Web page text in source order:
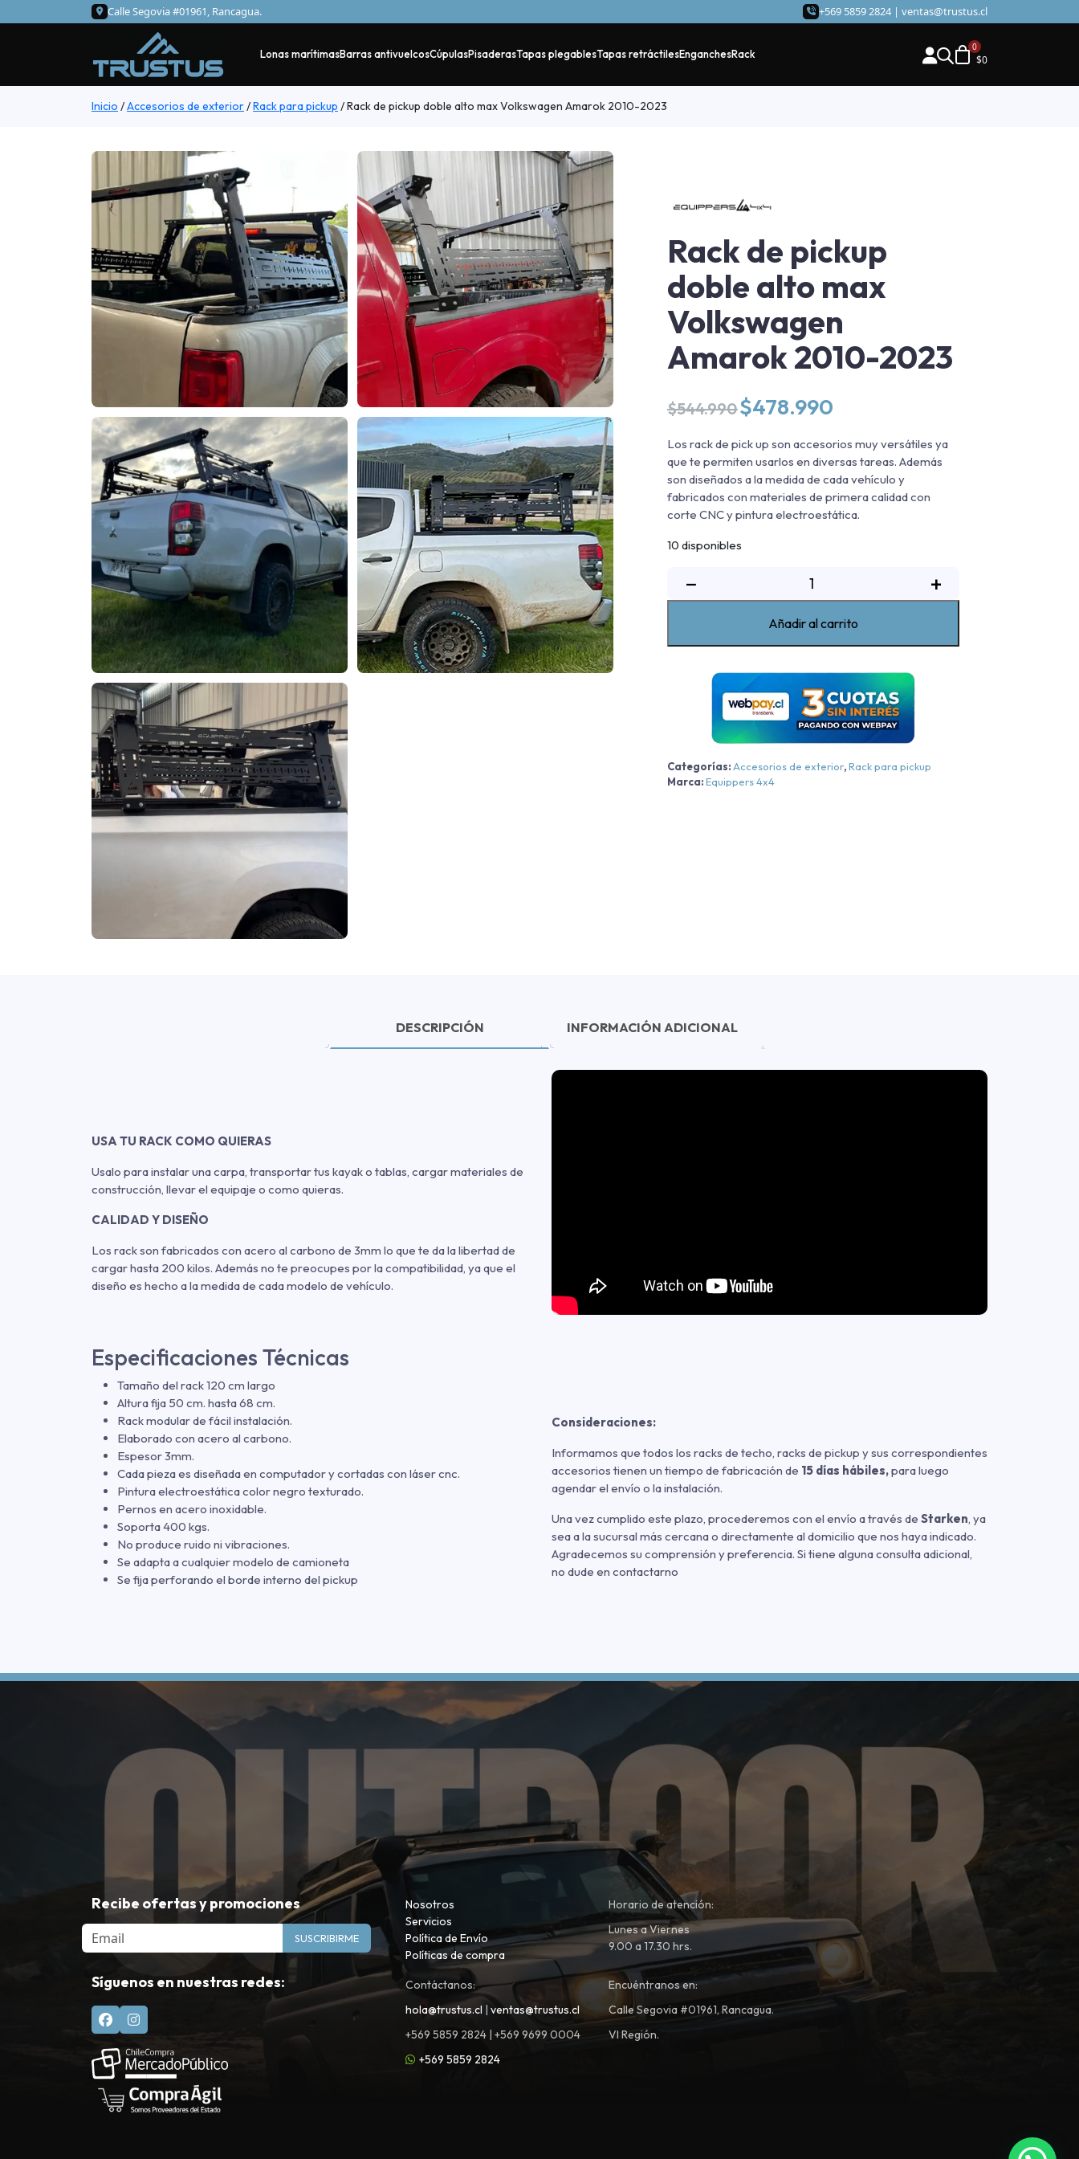
Calle Segovia #01961, Rancagua. +569 5859 2824 | ventas@trustus.cl
Lonas marítimasBarras antivuelcosCúpulasPisaderasTapas plegablesTapas retráctilesEnganchesRack $0
Inicio /Accesorios de exterior/Rack para pickup /Rack de pickup doble alto max Volkswagen Amarok 2010-2023
Rack de pickup
doble alto max
Volkswagen
Amarok 2010-2023
$544.990 El
precio
original
era:
$544.990.
$478.990
actual
es:
$478.990.
Los rack de pick up son accesorios muy versátiles ya
que te permiten usarlos en diversas tareas. Además
son diseñados a la medida de cada vehículo y
fabricados con materiales de primera calidad con
corte CNC y pintura electroestática.
10 disponibles
−
de
max
Volkswagen
Amarok
2010-
cantidad
+
Añadir al carrito
Categorías: Accesorios de exterior,Rack para pickup
Marca:Equippers 4x4
DESCRIPCIÓN INFORMACIÓN ADICIONAL
USA TU RACK COMO QUIERAS
Usalo para instalar una carpa, transportar tus kayak o tablas, cargar materiales de
construcción, llevar el equipaje o como quieras.
CALIDAD Y DISEÑO
Los rack son fabricados con acero al carbono de 3mm lo que te da la libertad de
cargar hasta 200 kilos. Además no te preocupes por la compatibilidad, ya que el
diseño es hecho a la medida de cada modelo de vehículo.
Especificaciones Técnicas
Tamaño del rack 120 cm largo
Altura fija 50 cm. hasta 68 cm.
Rack modular de fácil instalación.
Elaborado con acero al carbono.
Espesor 3mm.
Cada pieza es diseñada en computador y cortadas con láser cnc.
Pintura electroestática color negro texturado.
Pernos en acero inoxidable.
Soporta 400 kgs.
No produce ruido ni vibraciones.
Se adapta a cualquier modelo de camioneta
Se fija perforando el borde interno del pickup
Consideraciones:
Informamos que todos los racks de techo, racks de pickup y sus correspondientes
accesorios tienen un tiempo de fabricación de 15 días hábiles,para luego
agendar el envío o la instalación.
Una vez cumplido este plazo, procederemos con el envío a través de Starken , ya
sea a la sucursal más cercana o directamente al domicilio que nos haya indicado.
Agradecemos su comprensión y preferencia. Si tiene alguna consulta adicional,
no dude en contactarno
Recibe ofertas y promociones
Email SUSCRIBIRME
Síguenos en nuestras redes:
Nosotros
Servicios
Política de Envío
Políticas de compra
Horario de atención:
Lunes a Viernes
9.00 a 17.30 hrs.
Contáctanos:
hola@trustus.cl
ventas@trustus.cl
+569 5859 2824 | +569 9699 0004
+569 5859 2824
Encuéntranos en:
Calle Segovia #01961, Rancagua.
VI Región.